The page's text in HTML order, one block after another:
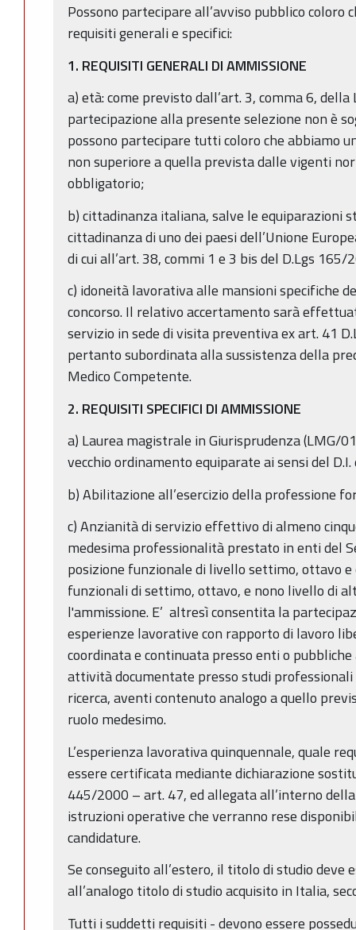
Possono partecipare all’avviso pubblico coloro
requisiti generali e specifici:
1. REQUISITI GENERALI DI AMMISSIONE
a) età: come previsto dall’art. 3, comma 6,
partecipazione alla presente selezione non è
possono partecipare tutti coloro che abbiamo
non superiore a quella prevista dalle vigenti
obbligatorio;
b) cittadinanza italiana, salve le equiparazioni
cittadinanza di uno dei paesi dell’Unione
di cui all’art. 38, commi 1 e 3 bis del D.Lgs 165/
c) idoneità lavorativa alle mansioni specifiche
concorso. Il relativo accertamento sarà
servizio in sede di visita preventiva ex art. 41
pertanto subordinata alla sussistenza della
Medico Competente.
2. REQUISITI SPECIFICI DI AMMISSIONE
a) Laurea magistrale in Giurisprudenza (LMG/
vecchio ordinamento equiparate ai sensi del
b) Abilitazione all’esercizio della professione
c) Anzianità di servizio effettivo di almeno
medesima professionalità prestato in enti del
posizione funzionale di livello settimo, ottavo
funzionali di settimo, ottavo, e nono livello di
l'ammissione. E’ altresì consentita la
esperienze lavorative con rapporto di lavoro
coordinata e continuata presso enti o
attività documentate presso studi
ricerca, aventi contenuto analogo a quello
ruolo medesimo.
L’esperienza lavorativa quinquennale, quale
essere certificata mediante dichiarazione
445/2000 – art. 47, ed allegata all’interno
istruzioni operative che verranno rese
candidature.
Se conseguito all’estero, il titolo di studio deve
all’analogo titolo di studio acquisito in Italia,
Tutti i suddetti requisiti - devono essere